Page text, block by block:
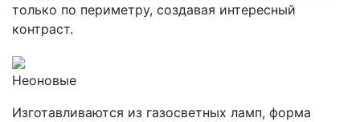
только по периметру, создавая интересный
контраст.
Неоновые
Изготавливаются из газосветных ламп, форма